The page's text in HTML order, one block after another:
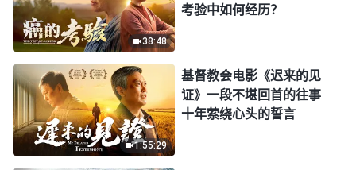
38:48
考验中如何经历？
1:55:29
基督教会电影《迟来的见
证》一段不堪回首的往事
十年萦绕心头的誓言